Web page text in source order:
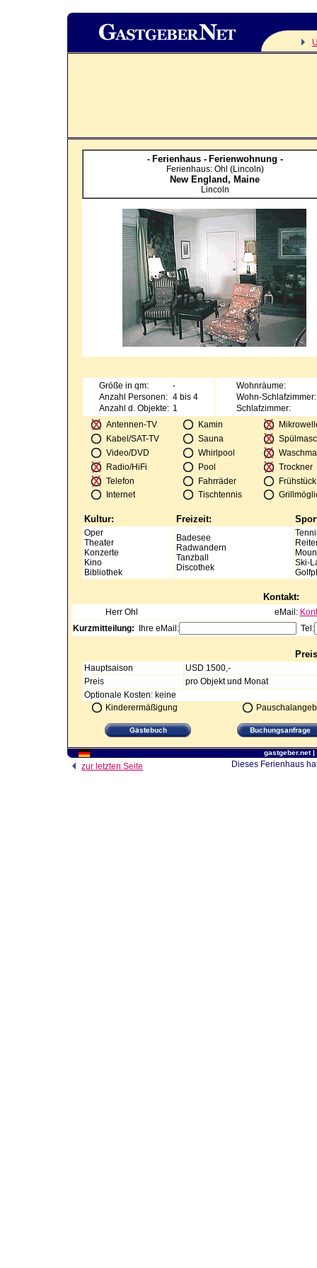
- Ferienhaus - Ferienwohnung -
Ferienhaus: Ohl (Lincoln)
New England, Maine
Lincoln
Größe in qm:
-
Anzahl Personen: 4 bis 4
Anzahl d. Objekte: 1
Wohnräume:
Wohn-Schlafzimmer:
Schlafzimmer:
Antennen-TV
Kamin
Kabel/SAT-TV
Sauna
Video/DVD
Whirlpool
Radio/HiFi
Pool
Trockner
Telefon
Fahrräder
Internet
Tischtennis
Kultur: Freizeit:
Oper
Theater
Konzerte
Kino
Bibliothek
Badesee
Radwandern
Tanzball
Discothek
Ski-
Kontakt:
Herr Ohl eMail:
Kurzmitteilung: Ihre eMail: Tel:
Hauptsaison
USD 1500,-
Preis
pro Objekt und Monat
Optionale Kosten: keine
Kinderermäßigung
gastgeber.net|
zur letzten Seite Dieses Ferienhaus